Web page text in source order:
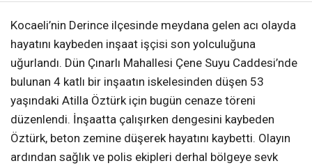
Kocaeli’nin Derince ilçesinde meydana gelen acı olayda
hayatını kaybeden inşaat işçisi son yolculuğuna
uğurlandı. Dün Çınarlı Mahallesi Çene Suyu Caddesi’nde
bulunan 4 katlı bir inşaatın iskelesinden düşen 53
yaşındaki Atilla Öztürk için bugün cenaze töreni
düzenlendi. İnşaatta çalışırken dengesini kaybeden
Öztürk, beton zemine düşerek hayatını kaybetti. Olayın
ardından sağlık ve polis ekipleri derhal bölgeye sevk